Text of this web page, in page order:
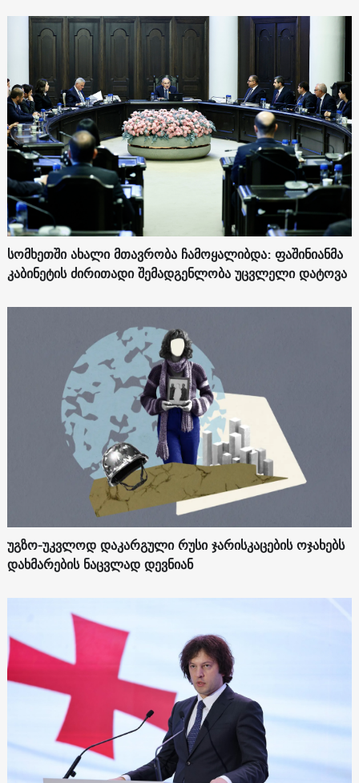
სომხეთში ახალი მთავრობა ჩამოყალიბდა: ფაშინიანმა
კაბინეტის ძირითადი შემადგენლობა უცვლელი დატოვა
უგზო-უკვლოდ დაკარგული რუსი ჯარისკაცების ოჯახებს
დახმარების ნაცვლად დევნიან